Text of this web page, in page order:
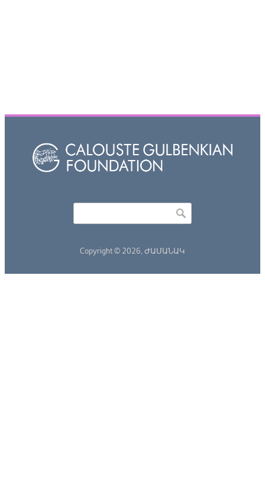
Copyright © 2026, ԺԱՄԱՆԱԿ